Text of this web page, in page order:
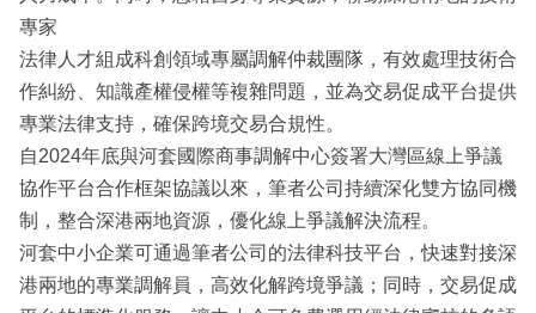
專家
法律人才組成科創領域專屬調解仲裁團隊，有效處理技術合
作糾紛、知識產權侵權等複雜問題，並為交易促成平台提供
專業法律支持，確保跨境交易合規性。
自2024年底與河套國際商事調解中心簽署大灣區線上爭議
協作平台合作框架協議以來，筆者公司持續深化雙方協同機
制，整合深港兩地資源，優化線上爭議解決流程。
河套中小企業可通過筆者公司的法律科技平台，快速對接深
港兩地的專業調解員，高效化解跨境爭議；同時，交易促成